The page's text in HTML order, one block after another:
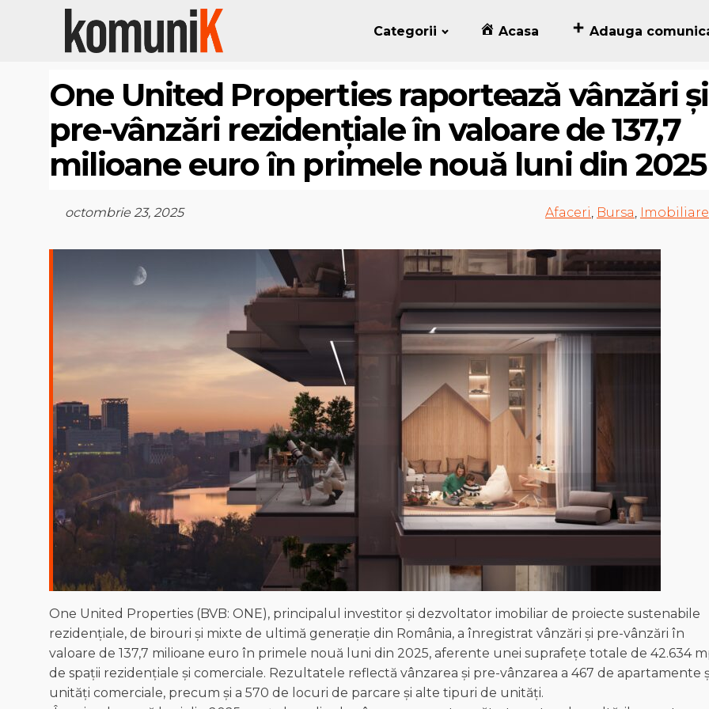
Categorii Acasa Adauga
One United Properties raportează vânzări și
pre-vânzări rezidențiale în valoare de 137,7
milioane euro în primele nouă luni din 2025
octombrie 23, 2025 Afaceri, Bursa, Imobiliare
One United Properties (BVB: ONE), principalul investitor și dezvoltator imobiliar de proiecte sustenabile
rezidențiale, de birouri și mixte de ultimă generație din România, a înregistrat vânzări și pre-vânzări în
valoare de 137,7 milioane euro în primele nouă luni din 2025, aferente unei suprafețe totale de 42.634
de spații rezidențiale și comerciale. Rezultatele reflectă vânzarea și pre-vânzarea a 467 de apartamente
unități comerciale, precum și a 570 de locuri de parcare și alte tipuri de unități.